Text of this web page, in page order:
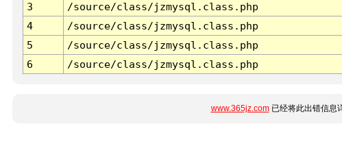
3
/source/class/jzmysql.class.php
4
/source/class/jzmysql.class.php
5
/source/class/jzmysql.class.php
6
/source/class/jzmysql.class.php
www.365jz.com已经将此出错信息